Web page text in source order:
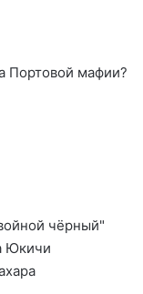
Портовой мафии?
чёрный"
Юкичи